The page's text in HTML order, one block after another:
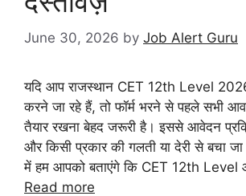
June 30, 2026 by Job Alert Guru
यदि आप राजस्थान CET 12th Level
करने जा रहे हैं, तो फॉर्म भरने से पहले सभी
तैयार रखना बेहद जरूरी है। इससे आवेदन
और किसी प्रकार की गलती या देरी से बचा
में हम आपको बताएंगे कि CET 12th
Read more